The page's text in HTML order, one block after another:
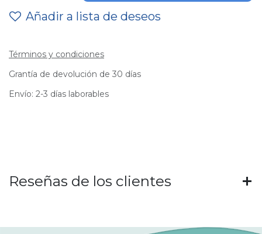
Añadir a lista de deseos
Términos y condiciones
Grantía de devolución de 30 días
Envío: 2-3 días laborables
Reseñas de los clientes